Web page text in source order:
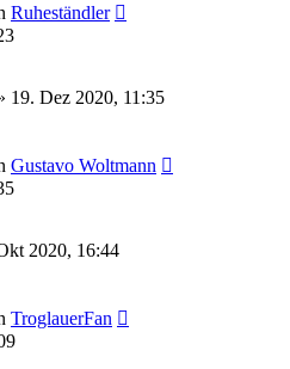
Ruheständler
19. Dez 2020, 11:35
Gustavo Woltmann
2020, 16:44
TroglauerFan